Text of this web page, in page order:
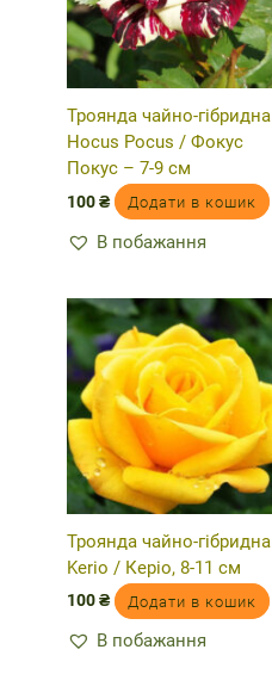
Троянда чайно-гібридна
Hocus Pocus / Фокус
Покус – 7-9 см
100₴ Додати в кошик
В побажання
Троянда чайно-гібридна
Kerio / Керіо, 8-11 см
100₴ Додати в кошик
В побажання